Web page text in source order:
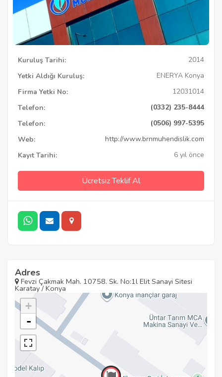
Kuruluş Tarihi:
2014
Yetki Aldığı Kuruluş:
ENERYA Konya
Firma Yetki No:
12031014
Telefon:
(0332) 235-8444
Telefon:
(0506) 997-5395
Web:
http://www.brnmuhendislik.com
Kayıt Tarihi:
6 yıl önce
Ücretsiz Teklif Al
Adres
Fevzi Çakmak Mah. 10758. Sk. No:1l Elit Sanayi Sitesi
Karatay / Konya
+
-